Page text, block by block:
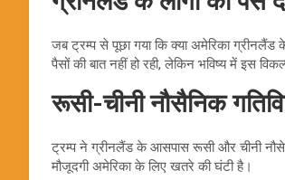
जब ट्रम्प से पूछा गया कि क्या अमेरिका ग्रीनलैंड
पैसों की बात नहीं हो रही, लेकिन भविष्य में इस
रूसी-चीनी नौसैनिक
ट्रम्प ने ग्रीनलैंड के आसपास रूसी और चीनी
मौजूदगी अमेरिका के लिए खतरे की घंटी है।